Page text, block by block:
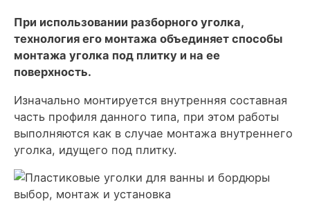
При использовании разборного уголка,
технология его монтажа объединяет способы
монтажа уголка под плитку и на ее
поверхность.
Изначально монтируется внутренняя составная
часть профиля данного типа, при этом работы
выполняются как в случае монтажа внутреннего
уголка, идущего под плитку.